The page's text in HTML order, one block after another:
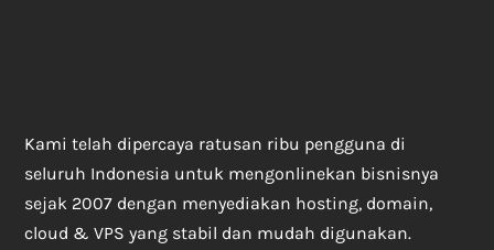
Kami telah dipercaya ratusan ribu pengguna di
seluruh Indonesia untuk mengonlinekan bisnisnya
sejak 2007 dengan menyediakan hosting, domain,
cloud & VPS yang stabil dan mudah digunakan.